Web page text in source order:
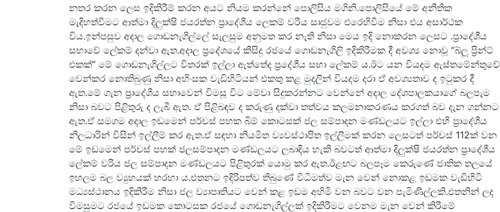
නතර කරන ලෙස ඉදිකිරීම් කරන අයට නියම කරන්නේ පොලිසිය මගිනි.පොලිසියේ මේ අනීතික
මැදිහත්වීමට ආත්මා දිලුක්ෂි ජයරත්න ප්‍රාදේශීය ලෙකම් වරිය සෘජුවම එරෙහිවීම නිසා එය අසාර්ථක
විය.ඉන්පසුව අදාල ගොඩනැගිල්ලේ සැලසුම අනුමත කර නැති නිසා මෙය ඉදි නොකරන ලෙසට .ප්‍රාදේශීය
සභාවේ ලේකම් දන්වා ඇත.අදාල ප්‍රදේශයේ කිසිදු රජයේ ගොඩනැගිලි ඉදිකිරීමක දී අවශ්‍ය නොවූ “බ්ලූ ප්‍රින්ට්
එකක්” මේ ගොඩනැගිල්ලට විතරක් ඉල්ලා ඇත්තේද ප්‍රදේශීය සභා ලේකම් ය.ඊට යන වියදම ඇස්තමේන්තුවේ
වෙන්කර නොතිබුණු නිසා අහිංසක වැඩිහිටියන් එකතු කළ මුදලින් වියදම දරා ඒ අවශ්‍යතාව ද ඉටුකර දී
ඇත.මේ ගැන ප්‍රාදේශීය සභාවෙන් විමසූ විට මේවා සිදුකරන්නට වෙන්නේ අදාල දේශපාලකයාගේ බලපැම
නිසා බවට පිළිතුරු ද ලැබී ඇත. ඒ පිළිබඳව ද කරුණු දක්වා තත්වය කලමනාකරණය කරගත් බව දැන ගන්නට
ඇත.ඒ සමගම අදාල ඉඩමෙන් පර්චස් පහක බිම් කොටසක් ජල සම්පාදන මණ්ඩලයට ඉල්ලා එහි ප්‍රාදේශීය
නිලධාරින් විසින් ඉල්ලීම් කර ඇත.ඒ සඳහා නියමිත ව්‍යවස්ථාපිත ඉල්ලීමක් කරන ලෙසටත් පර්චස් 112ක් වන
මේ ඉඩමෙන් පර්චස් පහක් ජලසම්පාදන මණ්ඩලයට ලබාදිය හැකි බවටත් ආත්මා දිලුක්ෂි ජයරත්න ප්‍රාදේශීය
ලේකම් වරිය ජල සම්පාදන මණ්ඩලයට පිළිතුරක් යොමු කර ඇත.ඊළඟට බලපෑම කෙරුණේ ජාතික තලයේ
ඉහලම බල ව්‍යුහයක් හරහා ය.එතනට ඉදිරිපත්ව තිබුණේ විධිමත්ව මැන වෙන් නොකළ ඉඩමක වැඩිහිටි
මධ්‍යස්ථානය ඉදිකිරීම නිසා ජල ව්‍යාපෘතියට වෙන් කළ ඉඩම අහිමි වන බවට වන පැමිණිල්ලකි.එතනින් ලද
විමසුමට රජයේ ඉඩමක කොටසක රජයේ ගොඩනැගිල්ලක් ඉදිකිරීමට වෙනම මැන වෙන් කිරීමේ